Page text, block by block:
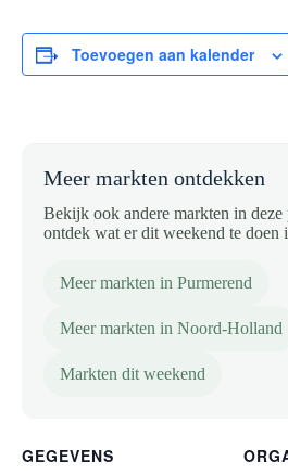
Toevoegen aan kalender
Meer markten ontdekken
Bekijk ook andere markten in
ontdek wat er dit weekend te doen
Meer markten in Purmerend
Meer markten in Noord-Holland
Markten dit weekend
GEGEVENS